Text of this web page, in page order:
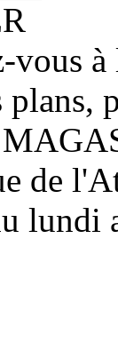
vous
plans,
de
lundi